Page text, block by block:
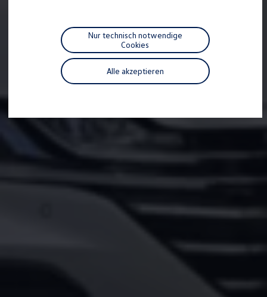
Individualisieren
Wallbox und Ladekabel
Digitale Extras
Dienste für Ihr Modell finden
Volkswagen Apps, Login und Shop
Handy und Fahrzeug verbinden
Vorgängermodelle
Kundeninformationen
Warn- und Kontrollleuchten
Assistenzsysteme
Live Beratung
Alle akzeptieren
Nur technisch notwendige
Cookies